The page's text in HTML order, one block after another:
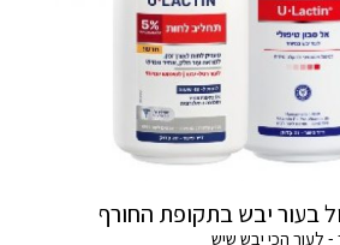
בעור יבש בתקופת החורף
לעור הכי יבש שיש